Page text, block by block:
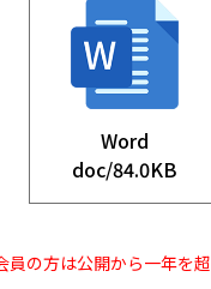
Word
doc/84.0KB
員の方は公開から一年を